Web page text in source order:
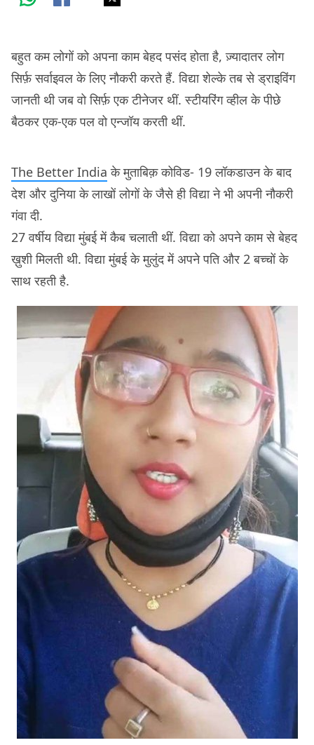
बहुत कम लोगों को अपना काम बेहद पसंद होता है, ज़्यादातर लोग
सिर्फ़ सर्वाइवल के लिए नौकरी करते हैं. विद्या शेल्के तब से ड्राइविंग
जानती थी जब वो सिर्फ़ एक टीनेजर थीं. स्टीयरिंग व्हील के पीछे
बैठकर एक-एक पल वो एन्जॉय करती थीं.
The Better India के मुताबिक़ कोविड- 19 लॉकडाउन के बाद
देश और दुनिया के लाखों लोगों के जैसे ही विद्या ने भी अपनी नौकरी
गंवा दी.
27 वर्षीय विद्या मुंबई में कैब चलाती थीं. विद्या को अपने काम से बेहद
ख़ुशी मिलती थी. विद्या मुंबई के मुलुंद में अपने पति और 2 बच्चों के
साथ रहती है.